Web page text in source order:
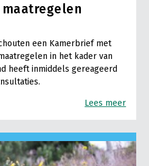
maatregelen
een Kamerbrief met
in het kader van
heeft inmiddels gereageerd
Lees meer